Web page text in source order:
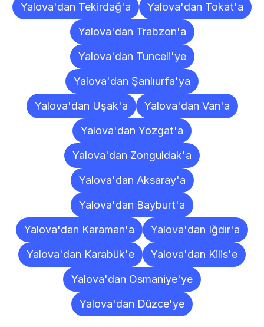
Yalova'dan Tekirdağ'a
Yalova'dan Tokat'a
Yalova'dan Trabzon'a
Yalova'dan Tunceli'ye
Yalova'dan Şanlıurfa'ya
Yalova'dan Uşak'a
Yalova'dan Van'a
Yalova'dan Yozgat'a
Yalova'dan Zonguldak'a
Yalova'dan Aksaray'a
Yalova'dan Bayburt'a
Yalova'dan Karaman'a
Yalova'dan Iğdır'a
Yalova'dan Karabük'e
Yalova'dan Kilis'e
Yalova'dan Osmaniye'ye
Yalova'dan Düzce'ye